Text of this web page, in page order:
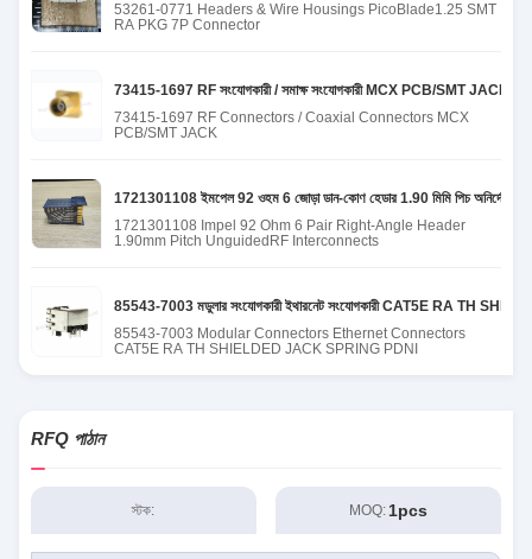
53261-0771 Headers & Wire Housings PicoBlade1.25 SMT
RA PKG 7P Connector
73415-1697 RF সংযোগকারী / সমাক্ষ সংযোগকারী MCX PCB/SMT JACK
73415-1697 RF Connectors / Coaxial Connectors MCX
PCB/SMT JACK
1721301108 ইমপেল 92 ওহম 6 জোড়া ডান-কোণ হেডার 1.90 মিমি পিচ অনির্দেশিত
1721301108 Impel 92 Ohm 6 Pair Right-Angle Header
1.90mm Pitch UnguidedRF Interconnects
85543-7003 মডুলার সংযোগকারী ইথারনেট সংযোগকারী CAT5E RA TH
85543-7003 Modular Connectors Ethernet Connectors
CAT5E RA TH SHIELDED JACK SPRING PDNI
RFQ পাঠান
স্টক: MOQ: 1pcs